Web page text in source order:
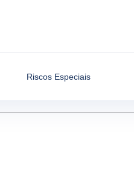
Riscos Especiais